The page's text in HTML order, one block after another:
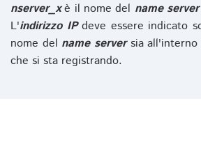
nserver_xè il nome del name server
L'indirizzo IPdeve essere indicato
nome del name serversia all'interno
che si sta registrando.